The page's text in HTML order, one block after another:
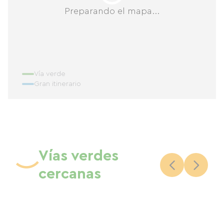
Preparando el mapa...
Vía verde
Gran itinerario
Vías verdes
cercanas